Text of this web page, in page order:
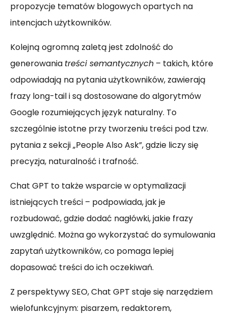
propozycje tematów blogowych opartych na
intencjach użytkowników.
Kolejną ogromną zaletą jest zdolność do
generowania treści semantycznych – takich, które
odpowiadają na pytania użytkowników, zawierają
frazy long-tail i są dostosowane do algorytmów
Google rozumiejących język naturalny. To
szczególnie istotne przy tworzeniu treści pod tzw.
pytania z sekcji „People Also Ask”, gdzie liczy się
precyzja, naturalność i trafność.
Chat GPT to także wsparcie w optymalizacji
istniejących treści – podpowiada, jak je
rozbudować, gdzie dodać nagłówki, jakie frazy
uwzględnić. Można go wykorzystać do symulowania
zapytań użytkowników, co pomaga lepiej
dopasować treści do ich oczekiwań.
Z perspektywy SEO, Chat GPT staje się narzędziem
wielofunkcyjnym: pisarzem, redaktorem,